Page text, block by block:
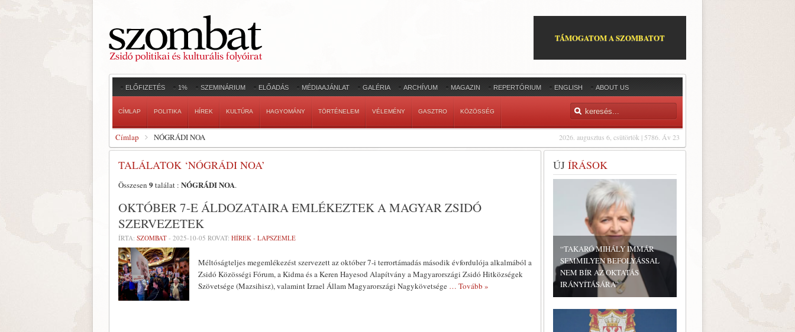
TÁMOGATOM A SZOMBATOT
ELŐFIZETÉS 1% SZEMINÁRIUM ELŐADÁS MÉDIAAJÁNLAT GALÉRIA ARCHÍVUM MAGAZIN REPERTÓRIUM ENGLISH ABOUT US
CÍMLAP POLITIKA HÍREK KULTÚRA HAGYOMÁNY TÖRTÉNELEM VÉLEMÉNY GASZTRO KÖZÖSSÉG
2026. augusztus 6, csütörtök | 5786. Áv 23
Címlap NÓGRÁDI NOA
TALÁLATOK ‘NÓGRÁDI NOA’
Összesen 9 találat : NÓGRÁDI NOA.
OKTÓBER 7-E ÁLDOZATAIRA EMLÉKEZTEK A MAGYAR ZSIDÓ
SZERVEZETEK
ÍRTA: SZOMBAT - 2025-10-05 ROVAT: HÍREK - LAPSZEMLE
Méltóságteljes megemlékezést szervezett az október 7-i terrortámadás második évfordulója alkalmából a
Zsidó Közösségi Fórum, a Kidma és a Keren Hayesod Alapítvány a Magyarországi Zsidó Hitközségek
Szövetsége (Mazsihisz), valamint Izrael Állam Magyarországi Nagykövetsége … Tovább »
ÚJ ÍRÁSOK
“TAKARÓ MIHÁLY IMMÁR
SEMMILYEN BEFOLYÁSSAL
NEM BÍR AZ OKTATÁS
IRÁNYÍTÁSÁRA”